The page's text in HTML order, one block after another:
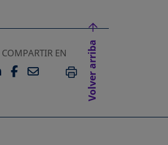
COMPARTIR EN
LINKEDIN
SE ABRE EN UNA PESTAÑA
FACEBOOK
SE ABRE EN UNA
EMAILIMPRIMIR
Volver arriba